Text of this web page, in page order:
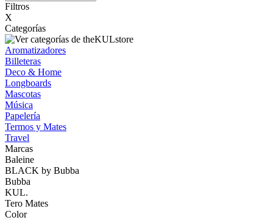
Filtros
X
Categorías
Aromatizadores
Billeteras
Deco & Home
Longboards
Mascotas
Música
Papelería
Termos y Mates
Travel
Marcas
Baleine
BLACK by Bubba
Bubba
KUL.
Tero Mates
Color